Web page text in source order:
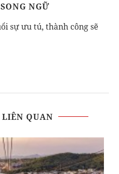
NGỮ
sự ưu tú, thành công sẽ
QUAN